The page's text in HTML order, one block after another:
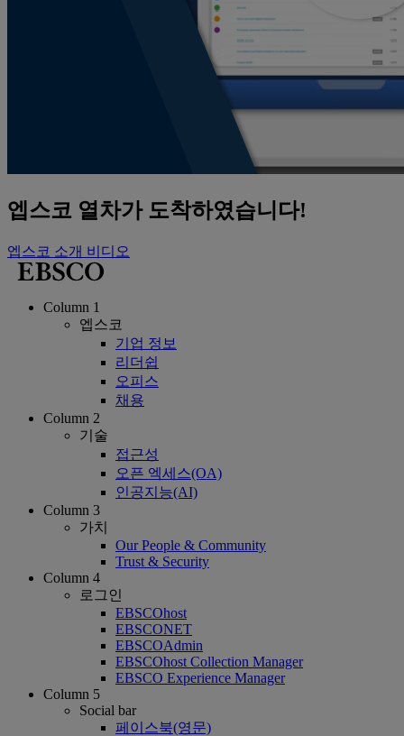
엡스코 열차가 도착하였습니다!
엡스코 소개 비디오
Column 1
엡스코
기업 정보
리더쉽
오피스
채용
Column 2
기술
접근성
오픈 엑세스(OA)
인공지능(AI)
Column 3
가치
Our People & Community
Trust & Security
Column 4
로그인
EBSCOhost
EBSCONET
EBSCOAdmin
EBSCOhost Collection Manager
EBSCO Experience Manager
Column 5
Social bar
페이스북(영문)